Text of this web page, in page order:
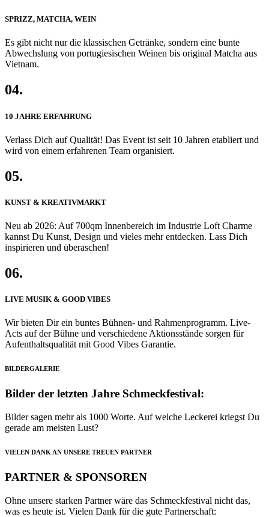
SPRIZZ, MATCHA, WEIN
Es gibt nicht nur die klassischen Getränke, sondern eine bunte
Abwechslung von portugiesischen Weinen bis original Matcha aus
Vietnam.
04.
10 JAHRE ERFAHRUNG
Verlass Dich auf Qualität! Das Event ist seit 10 Jahren etabliert und
wird von einem erfahrenen Team organisiert.
05.
KUNST & KREATIVMARKT
Neu ab 2026: Auf 700qm Innenbereich im Industrie Loft Charme
kannst Du Kunst, Design und vieles mehr entdecken. Lass Dich
inspirieren und überaschen!
06.
LIVE MUSIK & GOOD VIBES
Wir bieten Dir ein buntes Bühnen- und Rahmenprogramm. Live-
Acts auf der Bühne und verschiedene Aktionsstände sorgen für
Aufenthaltsqualität mit Good Vibes Garantie.
BILDERGALERIE
Bilder der letzten Jahre Schmeckfestival:
Bilder sagen mehr als 1000 Worte. Auf welche Leckerei kriegst Du
gerade am meisten Lust?
VIELEN DANK AN UNSERE TREUEN PARTNER
PARTNER & SPONSOREN
Ohne unsere starken Partner wäre das Schmeckfestival nicht das,
was es heute ist. Vielen Dank für die gute Partnerschaft: